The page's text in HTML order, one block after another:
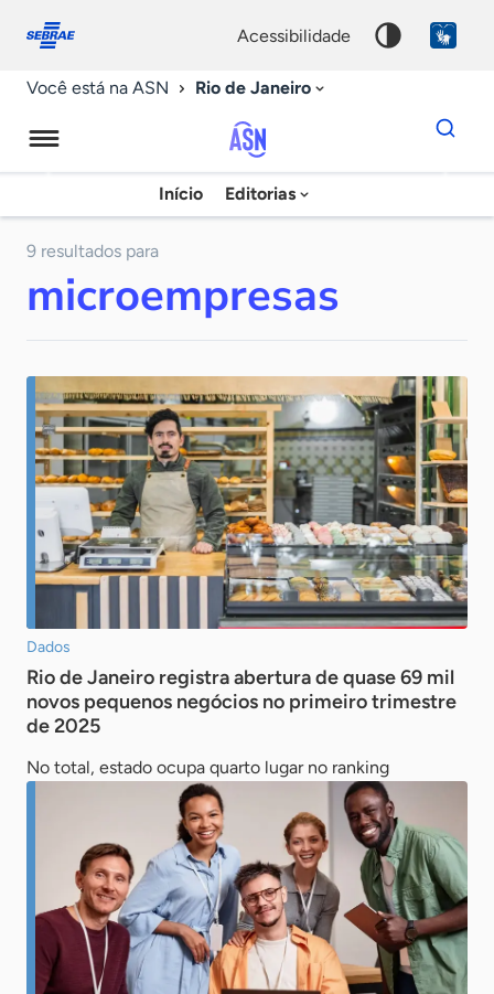
conosco
acessibilidade
Você está na ASN Rio de Janeiro
Agência
Sebrae
Notícias
Início Editorias
Dados
para
chave
9 resultados para
microempresas
Dados
Rio de Janeiro registra abertura de quase 69 mil
novos pequenos negócios no primeiro trimestre
de 2025
No total, estado ocupa quarto lugar no ranking